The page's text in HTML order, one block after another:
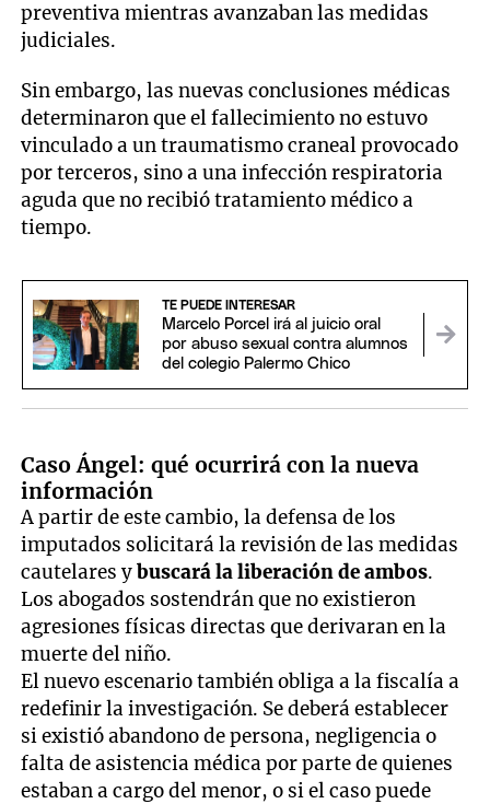
preventiva mientras avanzaban las medidas
judiciales.
Sin embargo, las nuevas conclusiones médicas
determinaron que el fallecimiento no estuvo
vinculado a un traumatismo craneal provocado
por terceros, sino a una infección respiratoria
aguda que no recibió tratamiento médico a
tiempo.
TE PUEDE INTERESAR
Marcelo Porcel irá al juicio oral
por abuso sexual contra alumnos
del colegio Palermo Chico
Caso Ángel: qué ocurrirá con la nueva
información
A partir de este cambio, la defensa de los
imputados solicitará la revisión de las medidas
cautelares ybuscará la liberación de ambos.
Los abogados sostendrán que no existieron
agresiones físicas directas que derivaran en la
muerte del niño.
El nuevo escenario también obliga a la fiscalía a
redefinir la investigación. Se deberá establecer
si existió abandono de persona, negligencia o
falta de asistencia médica por parte de quienes
estaban a cargo del menor, o si el caso puede